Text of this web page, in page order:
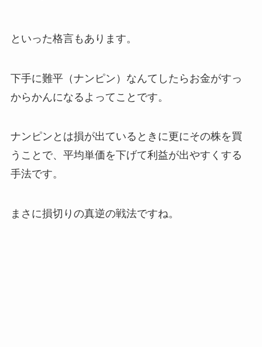
といった格言もあります。
下手に難平（ナンピン）なんてしたらお金がすっ
からかんになるよってことです。
ナンピンとは損が出ているときに更にその株を買
うことで、平均単価を下げて利益が出やすくする
手法です。
まさに損切りの真逆の戦法ですね。